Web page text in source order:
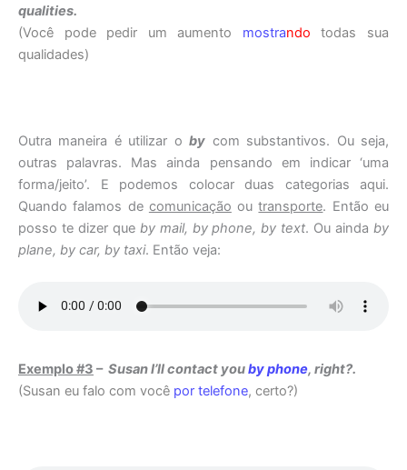
qualities.
(Você pode pedir um aumento mostrando todas sua
qualidades)
Outra maneira é utilizar oby com substantivos. Ou seja,
outras palavras. Mas ainda pensando em indicar ‘uma
forma/jeito’. E podemos colocar duas categorias aqui.
Quando falamos de comunicação outransporte. Então eu
posso te dizer que by mail, by phone, by text. Ou aindaby
plane, by car, by taxi. Então veja:
Exemplo #3 – Susan I’ll contact youby phone, right?.
(Susan eu falo com você por telefone, certo?)